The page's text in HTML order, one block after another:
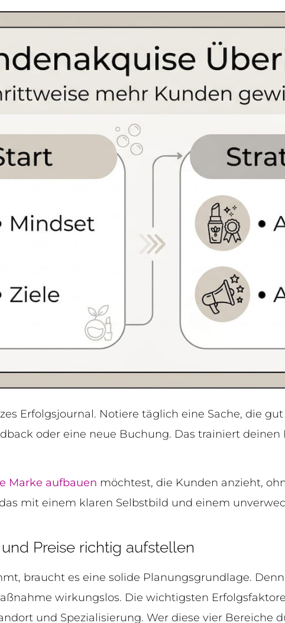
Erfolgsjournal. Notiere täglich eine Sache, die
oder eine neue Buchung. Das trainiert
Marke aufbauen möchtest, die Kunden anzieht,
mit einem klaren Selbstbild und einem
Preise richtig aufstellen
braucht es eine solide Planungsgrundlage.
wirkungslos. Die wichtigsten
und Spezialisierung. Wer diese vier Bereiche